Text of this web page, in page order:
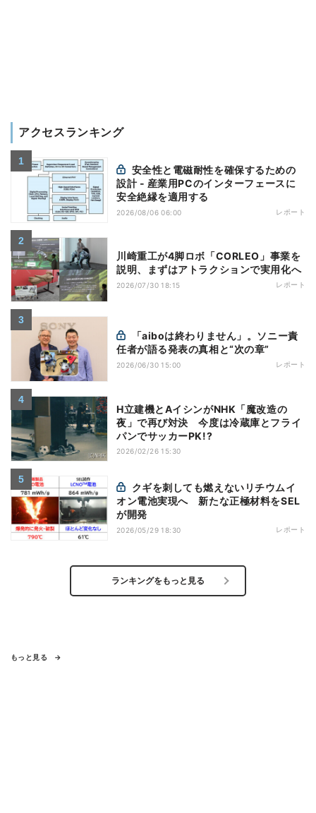
アクセスランキング
設計 - 産業用PCのインターフェースに
安全絶縁を適用する
2026/08/06 06:00 レポート
川崎重工が4脚ロボ「CORLEO」事業を
説明、まずはアトラクションで実用化へ
2026/07/30 18:15 レポート
任者が語る発表の真相と“次の章”
2026/06/30 15:00 レポート
H立建機とAイシンがNHK「魔改造の
夜」で再び対決 今度は冷蔵庫とフライ
パンでサッカーPK!?
2026/02/26 15:30
オン電池実現へ 新たな正極材料をSEL
が開発
2026/05/29 18:30 レポート
ランキングをもっと見る
もっと見る